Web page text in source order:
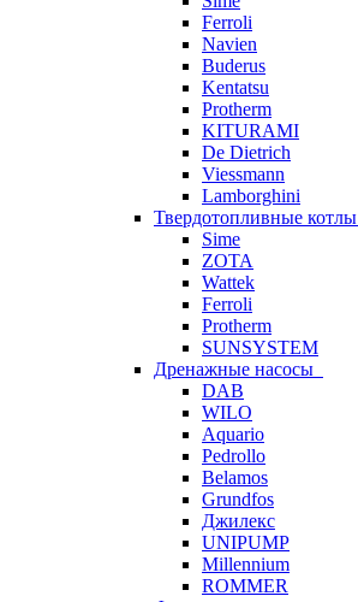
Ferroli
Navien
Buderus
Kentatsu
Protherm
KITURAMI
De Dietrich
Viessmann
Lamborghini
Твердотопливные котлы
Sime
ZOTA
Wattek
Ferroli
Protherm
SUNSYSTEM
Дренажные насосы
DAB
WILO
Aquario
Pedrollo
Belamos
Grundfos
Джилекс
UNIPUMP
Millennium
ROMMER